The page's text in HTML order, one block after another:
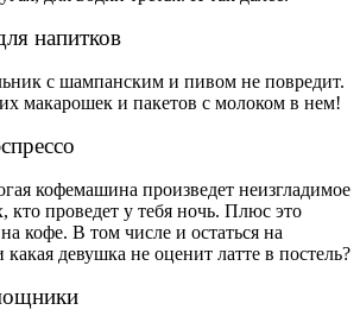
напитков
с шампанским и пивом не повредит.
макарошек и пакетов с молоком в нем!
кофемашина произведет неизгладимое
кто проведет у тебя ночь. Плюс это
кофе. В том числе и остаться на
девушка не оценит латте в постель?